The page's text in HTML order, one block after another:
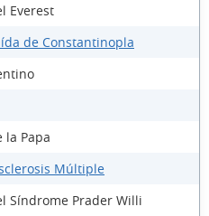
Everest
de Constantinopla
la Papa
Múltiple
Síndrome Prader Willi